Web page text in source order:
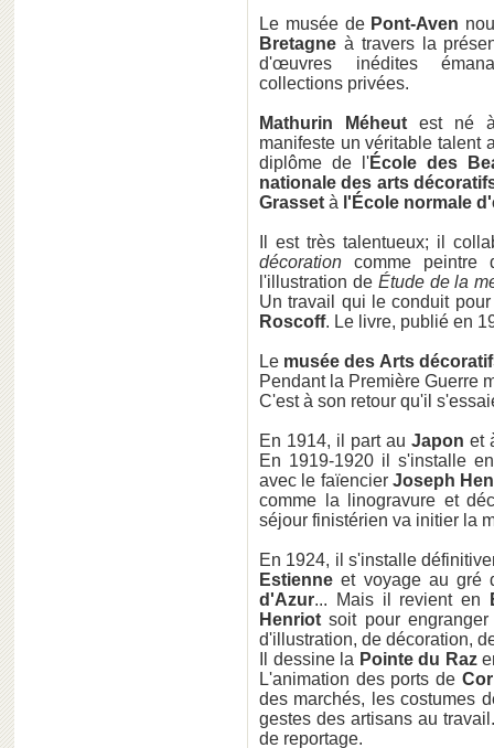
Le musée de Pont-Aven
Bretagne à travers la
d'œuvres inédites
collections privées.
Mathurin Méheutest né
manifeste un véritable talent
diplôme de l'École des
nationale des arts
Grasset à l'École normale
Il est très talentueux; il
décoration comme peintre
l'illustration de Étude de la
Un travail qui le conduit
Roscoff. Le livre, publié en
Le musée des Arts
Pendant la Première Guerre
C'est à son retour qu'il
En 1914, il part au Japon et
En 1919-1920 il s'installe
avec le faïencier Joseph
comme la linogravure et
séjour finistérien va initier la
En 1924, il s'installe
Estienne et voyage au gré
d'Azur... Mais il revient en
Henriot soit pour
d'illustration, de décoration,
Il dessine la Pointe du Raz
L'animation des ports de
des marchés, les costumes
gestes des artisans au
de reportage.